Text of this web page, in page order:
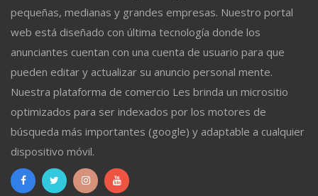
pequeñas, medianas y grandes empresas. Nuestro portal
web está diseñado con última tecnología donde los
anunciantes cuentan con una cuenta de usuario para que
pueden editar y actualizar su anuncio personal mente.
Nuestra plataforma de comercio Les brinda un micrositio
optimizados para ser indexados por los motores de
búsqueda más importantes (google) y adaptable a cualquier
dispositivo móvil.